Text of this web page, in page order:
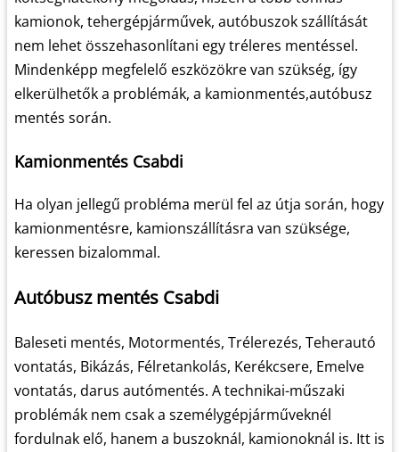
kamionok, tehergépjárművek, autóbuszok szállítását
nem lehet összehasonlítani egy tréleres mentéssel.
Mindenképp megfelelő eszközökre van szükség, így
elkerülhetők a problémák, a kamionmentés,autóbusz
mentés során.
Kamionmentés Csabdi
Ha olyan jellegű probléma merül fel az útja során, hogy
kamionmentésre, kamionszállításra van szüksége,
keressen bizalommal.
Autóbusz mentés Csabdi
Baleseti mentés, Motormentés, Trélerezés, Teherautó
vontatás, Bikázás, Félretankolás, Kerékcsere, Emelve
vontatás, darus autómentés. A technikai-műszaki
problémák nem csak a személygépjárműveknél
fordulnak elő, hanem a buszoknál, kamionoknál is. Itt is